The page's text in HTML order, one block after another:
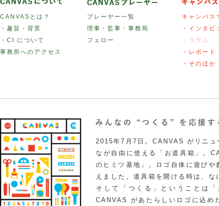
CANVASとは？
・趣旨・背景
・CI について
事務所へのアクセス
プレーヤー一覧
理事・監事・事務局
フェロー
キャンバス
・インタビ
・コラム
・レポート
・そのほか
2015年7月7日。CANVAS がリニュ
なが自由に使える「お道具箱」。
のヒミツ基地」。ロゴ自体に遊び
えました。道具箱を開ける時は、
そして「つくる」ということは
CANVAS があたらしいロゴに込め